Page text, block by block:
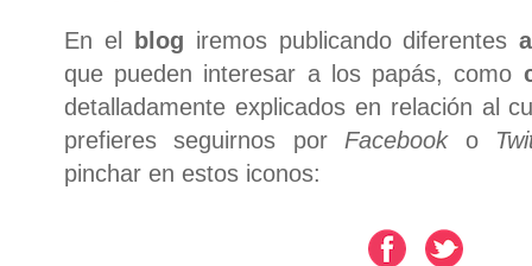
En el blog iremos publicando diferentes
que pueden interesar a los papás, como
detalladamente explicados en relación al
prefieres seguirnos por Facebooko
pinchar en estos iconos: